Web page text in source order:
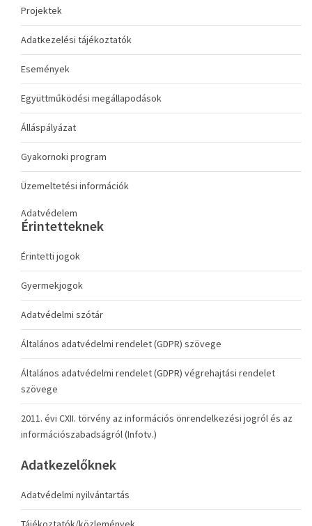
Projektek
Adatkezelési tájékoztatók
Események
Együttműködési megállapodások
Álláspályázat
Gyakornoki program
Üzemeltetési információk
Adatvédelem
Érintetteknek
Érintetti jogok
Gyermekjogok
Adatvédelmi szótár
Általános adatvédelmi rendelet (GDPR) szövege
Általános adatvédelmi rendelet (GDPR) végrehajtási rendelet
szövege
2011. évi CXII. törvény az információs önrendelkezési jogról és az
információszabadságról (Infotv.)
Adatkezelőknek
Adatvédelmi nyilvántartás